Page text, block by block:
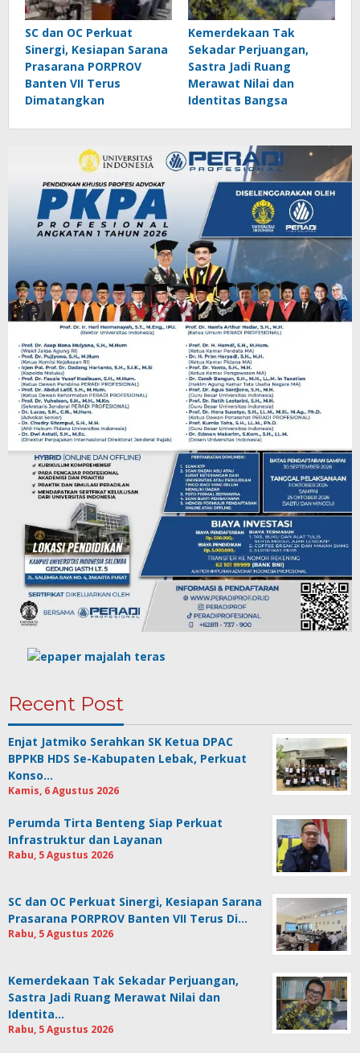
SC dan OC Perkuat
Sinergi, Kesiapan Sarana
Prasarana PORPROV
Banten VII Terus
Dimatangkan
Kemerdekaan Tak
Sekadar Perjuangan,
Sastra Jadi Ruang
Merawat Nilai dan
Identitas Bangsa
Recent Post
Enjat Jatmiko Serahkan SK Ketua DPAC
BPPKB HDS Se-Kabupaten Lebak, Perkuat
Konso…
Kamis, 6 Agustus 2026
Perumda Tirta Benteng Siap Perkuat
Infrastruktur dan Layanan
Rabu, 5 Agustus 2026
SC dan OC Perkuat Sinergi, Kesiapan Sarana
Prasarana PORPROV Banten VII Terus Di…
Rabu, 5 Agustus 2026
Kemerdekaan Tak Sekadar Perjuangan,
Sastra Jadi Ruang Merawat Nilai dan
Identita…
Rabu, 5 Agustus 2026